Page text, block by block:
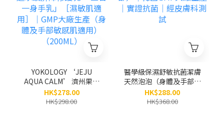
YOKOLOGY ‘JEJU
AQUA CALM’ 濟州果香
超水感屏障修護乳 「二
合一身手乳」［濕敏肌適
HK$278.00
HK$298.00
醫學級保濕舒敏抗菌潔膚
天然泡泡（身體及手部）
│韓國GMP大廠生產│實
證抗菌│經皮膚科測試
HK$288.00
HK$368.00